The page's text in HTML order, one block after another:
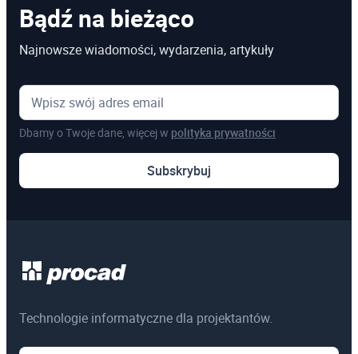
Microsoft Project
Kosztorysowanie w programie Norma
Microsoft Excel
Pozostałe
Szkolenia online
Egzaminy certyfikacyjne
3ds Max
Bądź na bieżąco
Najnowsze wiadomości, wydarzenia, artykuły
Dbamy o Twoje dane, więcej w polityka prywatności
Subskrybuj
Technologie informatyczne dla projektantów.